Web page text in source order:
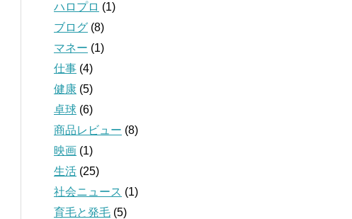
ハロプロ (1)
ブログ (8)
マネー (1)
仕事 (4)
健康 (5)
卓球 (6)
商品レビュー (8)
映画 (1)
生活 (25)
社会ニュース (1)
育毛と発毛 (5)